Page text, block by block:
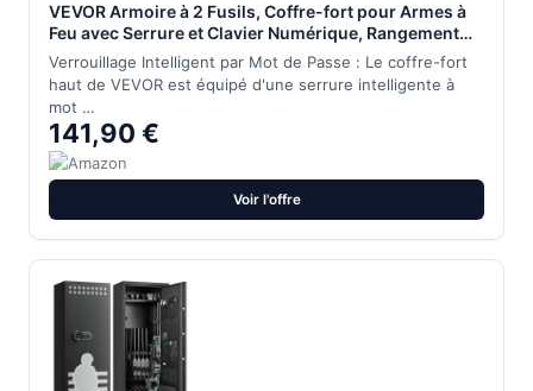
VEVOR Armoire à 2 Fusils, Coffre-fort pour Armes à
Feu avec Serrure et Clavier Numérique, Rangement
pour Armes à Feu à Accès Rapide avec Étagère
Amovible, pour Fusils et Pistolets Domestiques
Verrouillage Intelligent par Mot de Passe : Le coffre-fort
haut de VEVOR est équipé d'une serrure intelligente à
mot …
141,90 €
Voir l'offre